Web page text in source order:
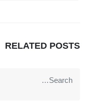
RELATED POSTS
متعدد اللغات , الربط مع